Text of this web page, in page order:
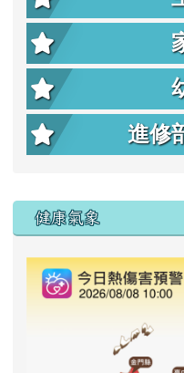
進修
右邊區域內容
健康氣象